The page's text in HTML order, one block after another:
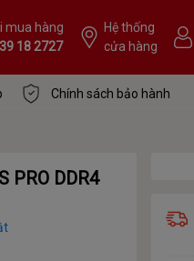
mua hàng
18 2727
Hệ thống
cửa hàng
Chính sách bảo hành
PRO DDR4